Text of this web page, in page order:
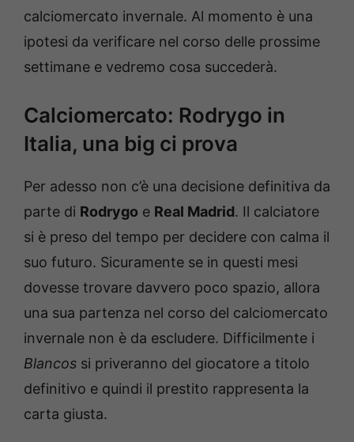
calciomercato invernale. Al momento è una
ipotesi da verificare nel corso delle prossime
settimane e vedremo cosa succederà.
Calciomercato: Rodrygo in
Italia, una big ci prova
Per adesso non c’è una decisione definitiva da
parte di Rodrygo e Real Madrid. Il calciatore
si è preso del tempo per decidere con calma il
suo futuro. Sicuramente se in questi mesi
dovesse trovare davvero poco spazio, allora
una sua partenza nel corso del calciomercato
invernale non è da escludere. Difficilmente i
Blancos si priveranno del giocatore a titolo
definitivo e quindi il prestito rappresenta la
carta giusta.